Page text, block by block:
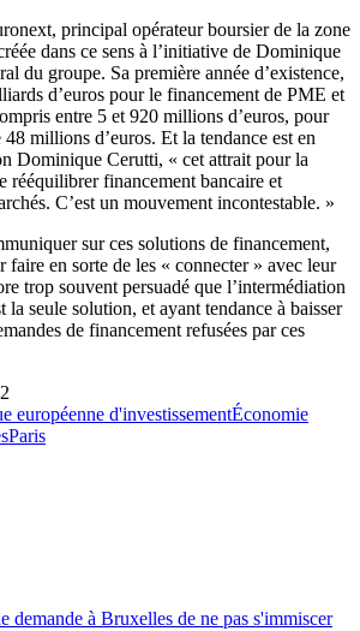
principal opérateur boursier de la zone
dans ce sens à l’initiative de Dominique
du groupe. Sa première année d’existence,
d’euros pour le financement de PME et
entre 5 et 920 millions d’euros, pour
millions d’euros. Et la tendance est en
Dominique Cerutti, « cet attrait pour la
rééquilibrer financement bancaire et
C’est un mouvement incontestable. »
sur ces solutions de financement,
faire en sorte de les « connecter » avec leur
trop souvent persuadé que l’intermédiation
la seule solution, et ayant tendance à baisser
de financement refusées par ces
européenne d'investissementÉconomie
Paris
à Bruxelles de ne pas s'immiscer